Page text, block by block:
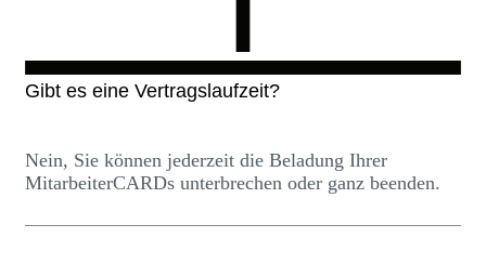
Gibt es eine Vertragslaufzeit?
Nein, Sie können jederzeit die Beladung Ihrer
MitarbeiterCARDs unterbrechen oder ganz beenden.